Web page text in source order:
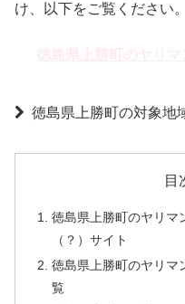
け、以下をご覧ください。
徳島県上勝町の対象地
目
徳島県上勝町のヤリマ
（？）サイト
徳島県上勝町のヤリ
覧